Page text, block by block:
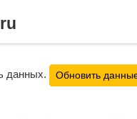
данных. Обновить